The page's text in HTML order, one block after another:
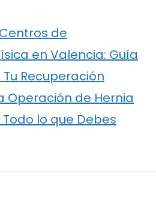
de
en Valencia: Guía
Recuperación
Operación de Hernia
lo que Debes